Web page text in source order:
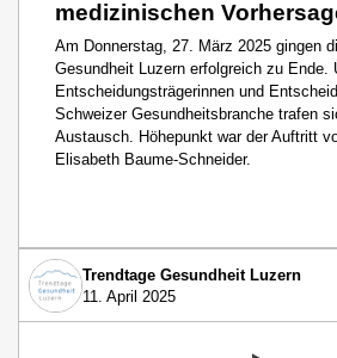
medizinischen
Am Donnerstag, 27. März 2025 gingen
Gesundheit Luzern erfolgreich zu Ende.
Entscheidungsträgerinnen und
Schweizer Gesundheitsbranche trafen
Austausch. Höhepunkt war der Auftritt
Elisabeth Baume-Schneider.
Trendtage Gesundheit Luzern
11. April 2025